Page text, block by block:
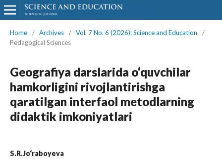
Home / Archives / Vol. 7 No. 6 (2026): Science and Education
/
Pedagogical Sciences
Geografiya darslarida o‘quvchilar
hamkorligini rivojlantirishga
qaratilgan interfaol metodlarning
didaktik imkoniyatlari
S.R.Jo‘raboyeva